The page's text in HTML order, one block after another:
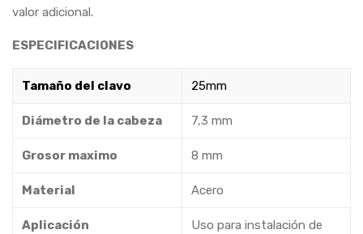
valor adicional.
ESPECIFICACIONES
Tamaño del clavo 25mm
Diámetro de la cabeza 7,3 mm
Grosor maximo 8 mm
Material Acero
Aplicación Uso para instalación de